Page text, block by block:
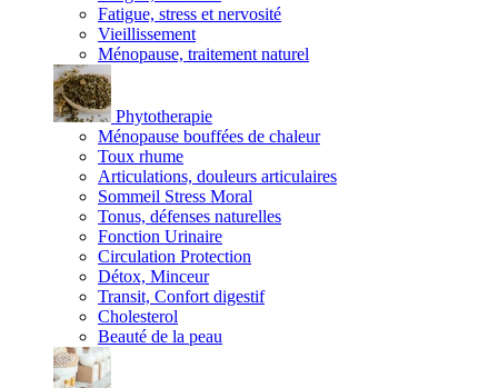
Fatigue, stress et nervosité
Vieillissement
Ménopause, traitement naturel
Phytotherapie
Ménopause bouffées de chaleur
Toux rhume
Articulations, douleurs articulaires
Sommeil Stress Moral
Tonus, défenses naturelles
Fonction Urinaire
Circulation Protection
Détox, Minceur
Transit, Confort digestif
Cholesterol
Beauté de la peau